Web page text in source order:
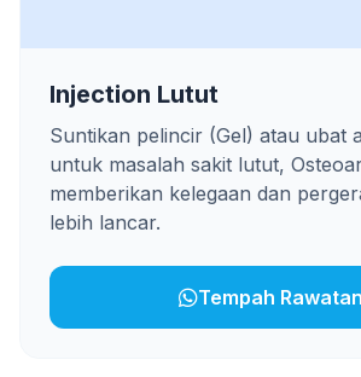
Injection Lutut
Suntikan pelincir (Gel) atau ubat
untuk masalah sakit lutut,
memberikan kelegaan dan
lebih lancar.
Tempah Rawatan